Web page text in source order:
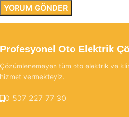
Profesyonel Oto Elektrik
Çözümlenemeyen tüm oto elektrik ve
hizmet vermekteyiz.
0 507 227 77 30